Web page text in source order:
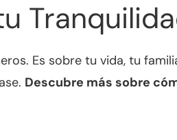
Es sobre tu vida, tu
Descubre más sobre